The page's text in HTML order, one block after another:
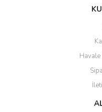
Bu ürüne
Ürün resmi kalitesiz,
Ürün açıklamasında
Ürün bilgilerinde hatalar
Ürün fiyatı diğer sitelerden
Bu ürüne benzer farklı